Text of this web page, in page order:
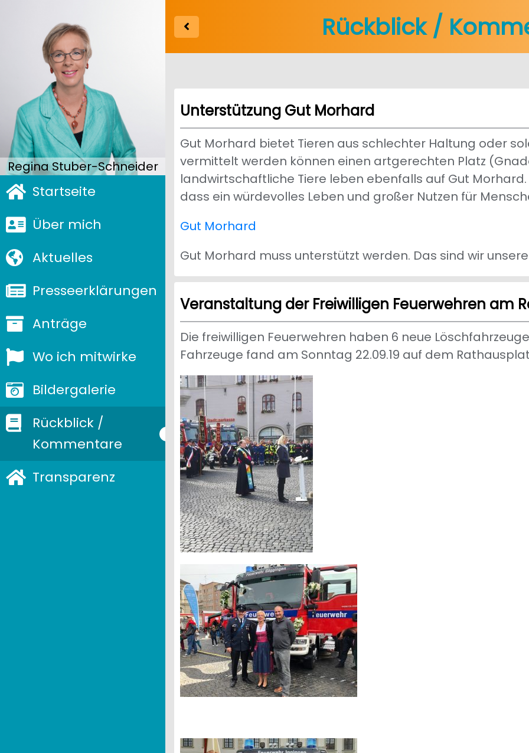
Regina Stuber-Schneider
Startseite
Über mich
Aktuelles
Presseerklärungen
Anträge
Wo ich mitwirke
Bildergalerie
Rückblick /
Kommentare
Transparenz
Rückblick /
Unterstützung Gut Morhard
Gut Morhard bietet Tieren aus schlechter Haltung oder
vermittelt werden können einen artgerechten Platz
landwirtschaftliche Tiere leben ebenfalls auf Gut
dass ein würdevolles Leben und großer Nutzen für
Gut Morhard
Gut Morhard muss unterstützt werden. Das sind wir
Veranstaltung der Freiwilligen Feuerwehren am
Die freiwilligen Feuerwehren haben 6 neue
Fahrzeuge fand am Sonntag 22.09.19 auf dem